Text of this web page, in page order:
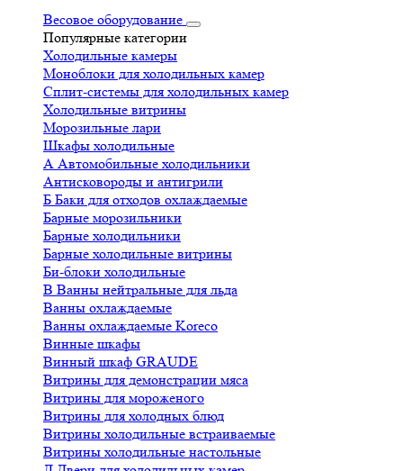
Весовое оборудование
Популярные категории
Холодильные камеры
Моноблоки для холодильных камер
Сплит-системы для холодильных камер
Холодильные витрины
Морозильные лари
Шкафы холодильные
А Автомобильные холодильники
Антисковороды и антигрили
Б Баки для отходов охлаждаемые
Барные морозильники
Барные холодильники
Барные холодильные витрины
Би-блоки холодильные
В Ванны нейтральные для льда
Ванны охлаждаемые
Ванны охлаждаемые Koreco
Винные шкафы
Винный шкаф GRAUDE
Витрины для демонстрации мяса
Витрины для мороженого
Витрины для холодных блюд
Витрины холодильные встраиваемые
Витрины холодильные настольные